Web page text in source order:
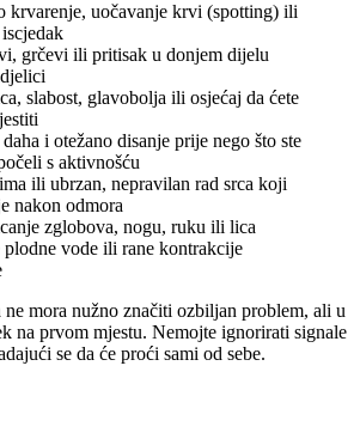
krvarenje, uočavanje krvi (spotting) ili
grčevi ili pritisak u donjem dijelu
slabost, glavobolja ili osjećaj da ćete
i otežano disanje prije nego što ste
s aktivnošću
ili ubrzan, nepravilan rad srca koji
nakon odmora
zglobova, nogu, ruku ili lica
plodne vode ili rane kontrakcije
mora nužno značiti ozbiljan problem, ali u
na prvom mjestu. Nemojte ignorirati signale
se da će proći sami od sebe.